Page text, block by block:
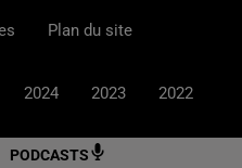
PODCASTS
Plan du site
2024 2023 2022